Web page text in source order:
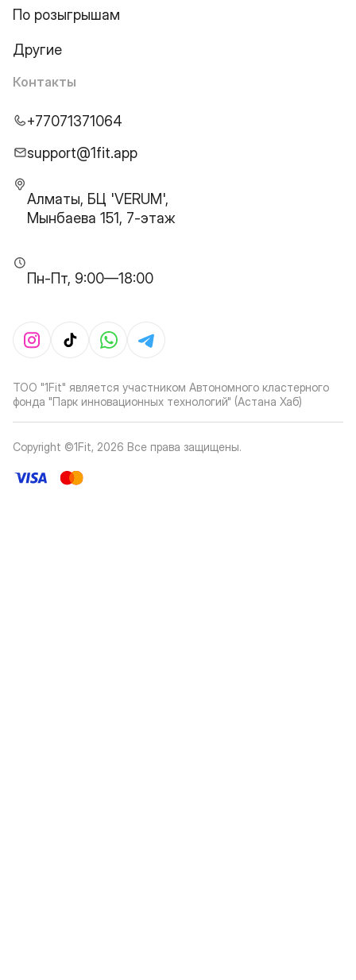
По розыгрышам
Другие
Контакты
+77071371064
support@1fit.app
Алматы, БЦ 'VERUM',
Мынбаева 151, 7-этаж
Пн-Пт, 9:00—18:00
ТОО "1Fit" является участником Автономного кластерного
фонда "Парк инновационных технологий" (Астана Хаб)
Copyright ©1Fit, 2026 Все права защищены.